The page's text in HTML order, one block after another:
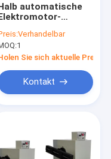
automatische
oder
Winde
Verhandelbar
1
Sie sich aktuelle Preis
Kontakt